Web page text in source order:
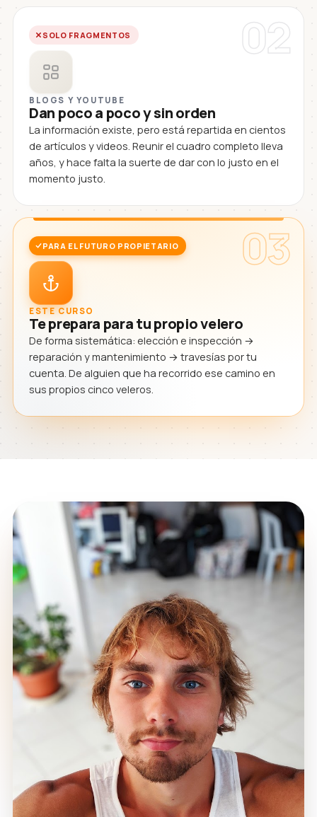
02
SOLO FRAGMENTOS
BLOGS Y YOUTUBE
Dan poco a poco y sin orden
La información existe, pero está repartida en cientos
de artículos y videos. Reunir el cuadro completo lleva
años, y hace falta la suerte de dar con lo justo en el
momento justo.
03
PARA EL FUTURO PROPIETARIO
ESTE CURSO
Te prepara para tu propio velero
De forma sistemática: elección e inspección →
reparación y mantenimiento → travesías por tu
cuenta. De alguien que ha recorrido ese camino en
sus propios cinco veleros.